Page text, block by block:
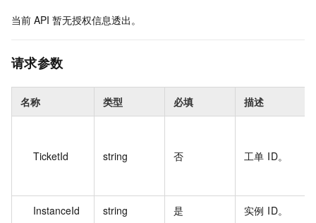
当前 API 暂无授权信息透出。
请求参数
名称 类型 必填 描述
TicketId string 否 工单 ID。
InstanceId string 是 实例 ID。